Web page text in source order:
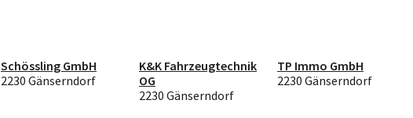
Schössling GmbH
2230 Gänserndorf
K&K Fahrzeugtechnik
OG
2230 Gänserndorf
TP Immo GmbH
2230 Gänserndorf